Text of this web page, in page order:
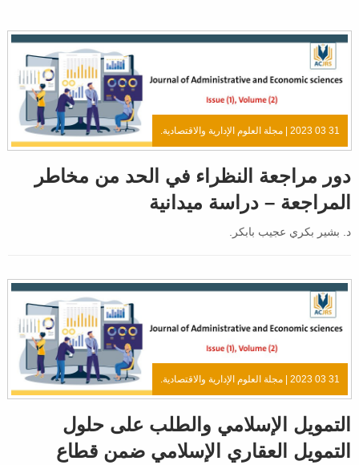
31 03 2023 | مجلة العلوم الإدارية والاقتصادية.
دور مراجعة النظراء في الحد من مخاطر
المراجعة – دراسة ميدانية
د. بشير بكري عجيب بابكر.
31 03 2023 | مجلة العلوم الإدارية والاقتصادية.
التمويل الإسلامي والطلب على حلول
التمويل العقاري الإسلامي ضمن قطاع